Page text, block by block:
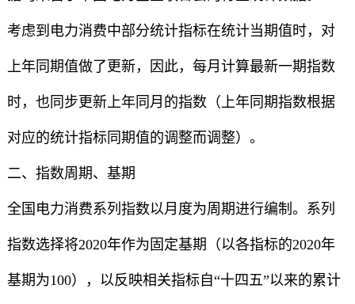
考虑到电力消费中部分统计指标在统计当期值时，对
上年同期值做了更新，因此，每月计算最新一期指数
时，也同步更新上年同月的指数（上年同期指数根据
对应的统计指标同期值的调整而调整）。
二、指数周期、基期
全国电力消费系列指数以月度为周期进行编制。系列
指数选择将2020年作为固定基期（以各指标的2020年
基期为100），以反映相关指标自“十四五”以来的累计